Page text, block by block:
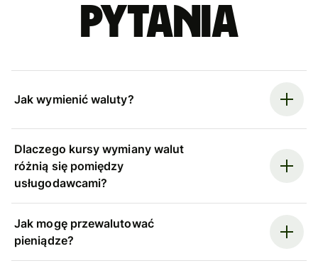
pytania
Jak wymienić waluty?
Dlaczego kursy wymiany walut
różnią się pomiędzy
usługodawcami?
Jak mogę przewalutować
pieniądze?